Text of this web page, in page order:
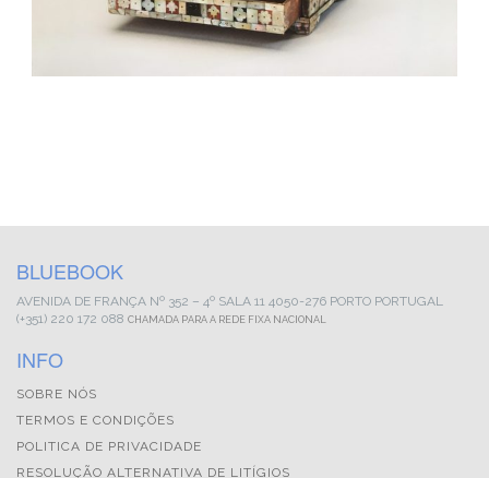
BLUEBOOK
AVENIDA DE FRANÇA Nº 352 – 4º SALA 11 4050-276 PORTO PORTUGAL
(+351) 220 172 088 CHAMADA PARA A REDE FIXA NACIONAL
INFO
SOBRE NÓS
TERMOS E CONDIÇÕES
POLITICA DE PRIVACIDADE
RESOLUÇÃO ALTERNATIVA DE LITÍGIOS